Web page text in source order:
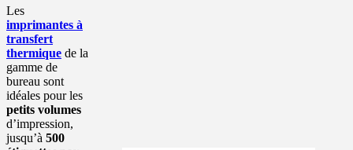
Les
imprimantes à
transfert
thermique de la
gamme de
bureau sont
idéales pour les
petits volumes
d’impression,
jusqu’à 500